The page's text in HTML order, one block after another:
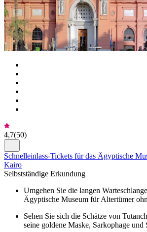
4,7(50)
Schnelleinlass-Tickets für das Ägyptische
Kairo
Selbstständige Erkundung
Umgehen Sie die langen
Ägyptische Museum für Altertümer
Sehen Sie sich die Schätze von
seine goldene Maske, Sarkophage und